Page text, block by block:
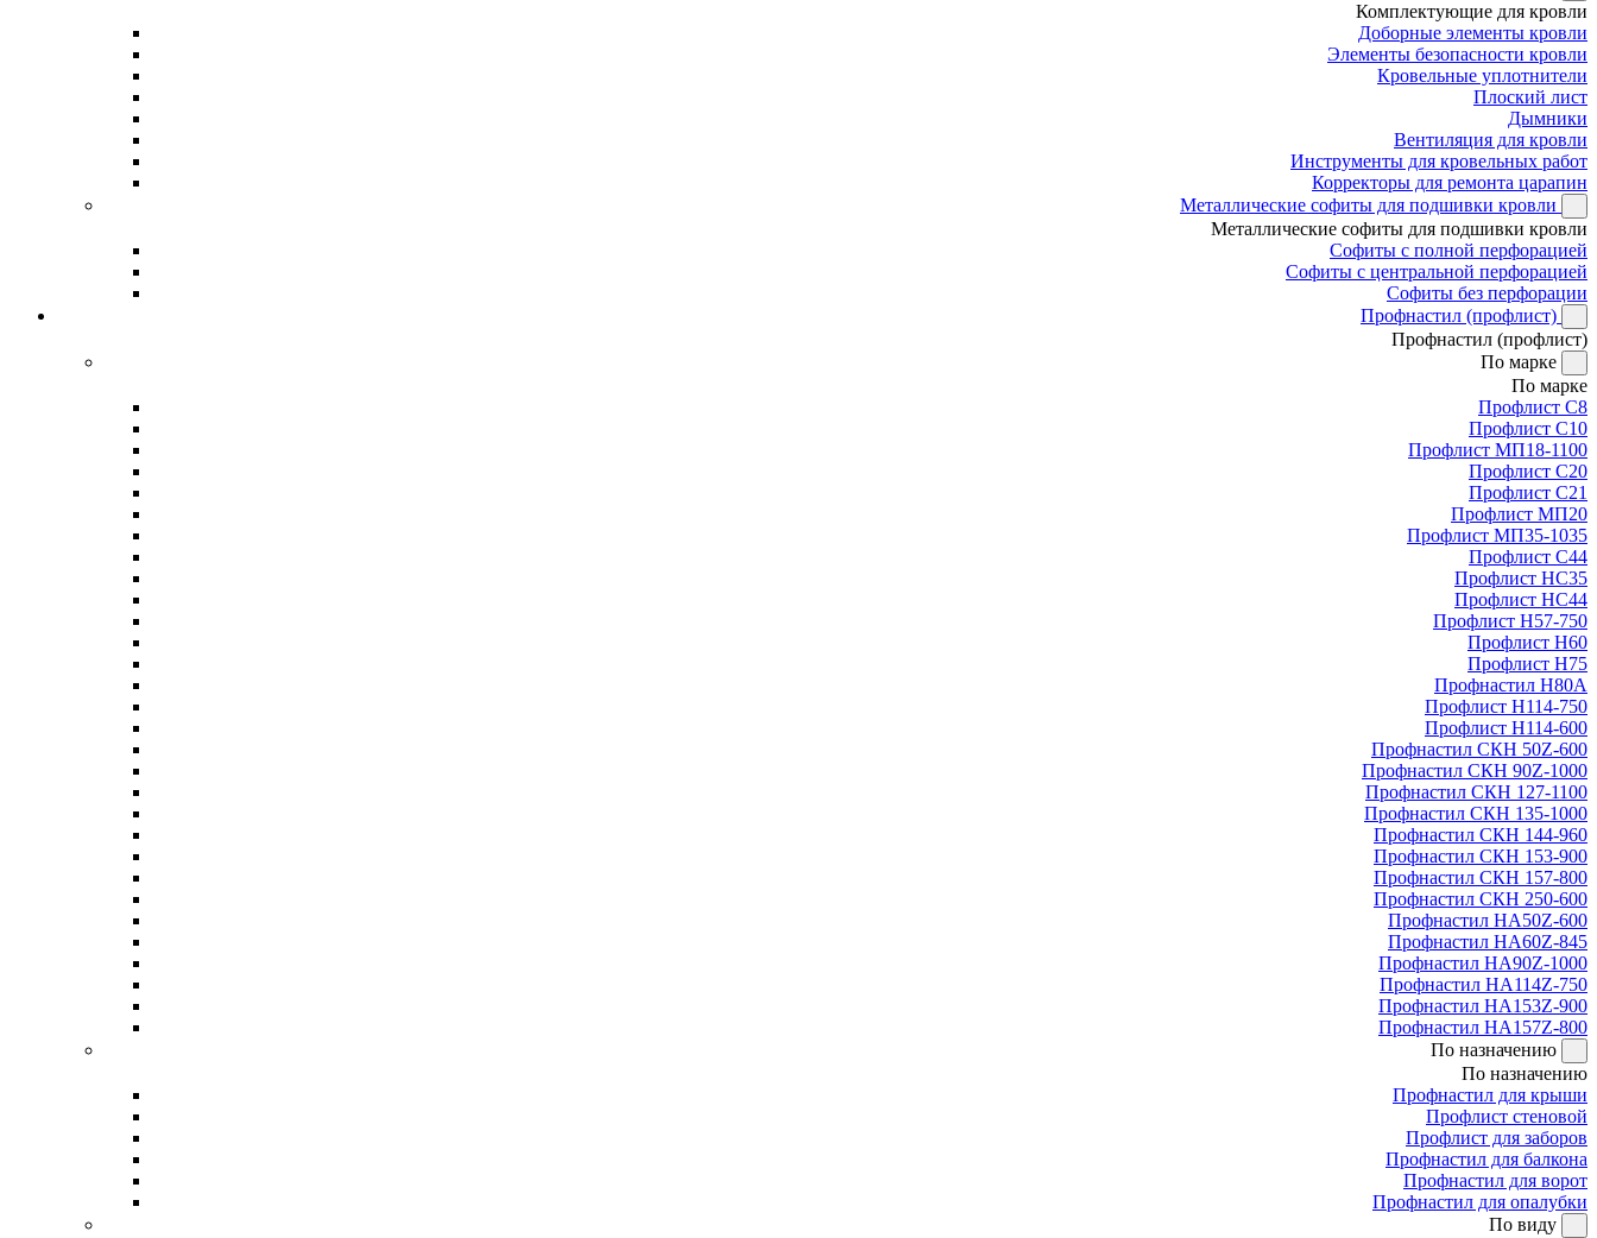
Комплектующие для кровли
Доборные элементы кровли
Элементы безопасности кровли
Кровельные уплотнители
Плоский лист
Дымники
Вентиляция для кровли
Инструменты для кровельных работ
Корректоры для ремонта царапин
Металлические софиты для подшивки кровли
Металлические софиты для подшивки кровли
Софиты с полной перфорацией
Софиты с центральной перфорацией
Софиты без перфорации
Профнастил (профлист)
Профнастил (профлист)
По марке
По марке
Профлист С8
Профлист С10
Профлист МП18-1100
Профлист С20
Профлист С21
Профлист МП20
Профлист МП35-1035
Профлист С44
Профлист НС35
Профлист НС44
Профлист Н57-750
Профлист Н60
Профлист Н75
Профнастил Н80А
Профлист Н114-750
Профлист Н114-600
Профнастил СКН 50Z-600
Профнастил СКН 90Z-1000
Профнастил СКН 127-1100
Профнастил СКН 135-1000
Профнастил СКН 144-960
Профнастил СКН 153-900
Профнастил СКН 157-800
Профнастил СКН 250-600
Профнастил НА50Z-600
Профнастил НА60Z-845
Профнастил НА90Z-1000
Профнастил НА114Z-750
Профнастил НА153Z-900
Профнастил НА157Z-800
По назначению
По назначению
Профнастил для крыши
Профлист стеновой
Профлист для заборов
Профнастил для балкона
Профнастил для ворот
Профнастил для опалубки
По виду